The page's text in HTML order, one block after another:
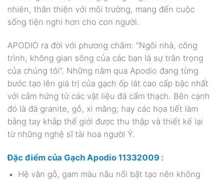
nhiên, thân thiện với môi trường, mang đến cuộc
sống tiện nghi hơn cho con người.
APODIO ra đời với phương châm: “Ngôi nhà, công
trình, không gian sông của các bạn là sự trân trọng
của chúng tôi”. Những năm qua Apodio đang từng
bước tạo lên giá trị của gạch ốp lát cao cấp bậc nhất
với cảm hứng từ các vật liệu đá cẩm thạch. Bên cạnh
đó là đá granite, gỗ, xi măng; hay các họa tiết làm
bằng tay khắp thế giới được thu thập và thiết kế lại
từ những nghệ sĩ tài hoa người Ý.
Đặc điểm của Gạch Apodio 11332009 :
Hệ vân gỗ, gam màu nâu nổi bật tạo nên không